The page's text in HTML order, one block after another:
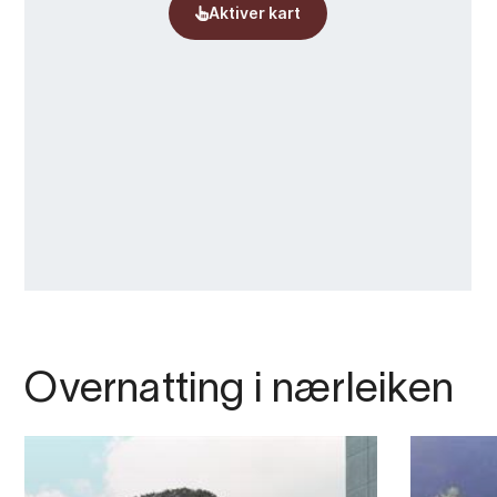
Overnatting i nærleiken